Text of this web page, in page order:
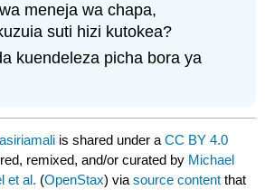
meneja wa chapa,
suti hizi kutokea?
kuendeleza picha bora ya
is shared under aCC BY 4.0
remixed, and/or curated by Michael
et al. (OpenStax) viasource content that